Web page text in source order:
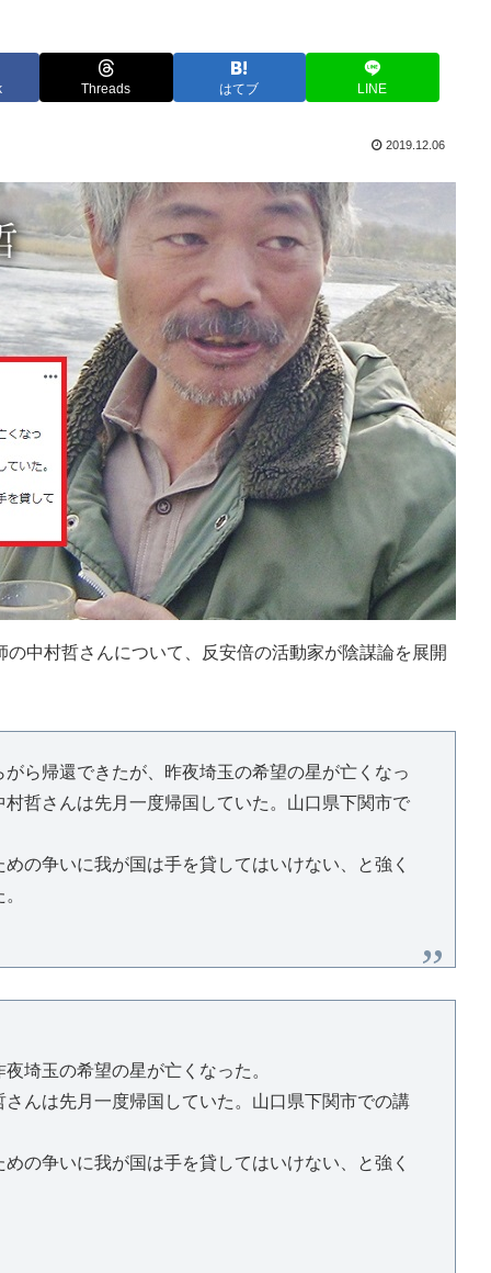
Threads はてブ LINE
2019.12.06
中村哲さんについて、反安倍の活動家が陰謀論を展開
ら帰還できたが、昨夜埼玉の希望の星が亡くなっ
哲さんは先月一度帰国していた。山口県下関市で
の争いに我が国は手を貸してはいけない、と強く
埼玉の希望の星が亡くなった。
んは先月一度帰国していた。山口県下関市での講
の争いに我が国は手を貸してはいけない、と強く